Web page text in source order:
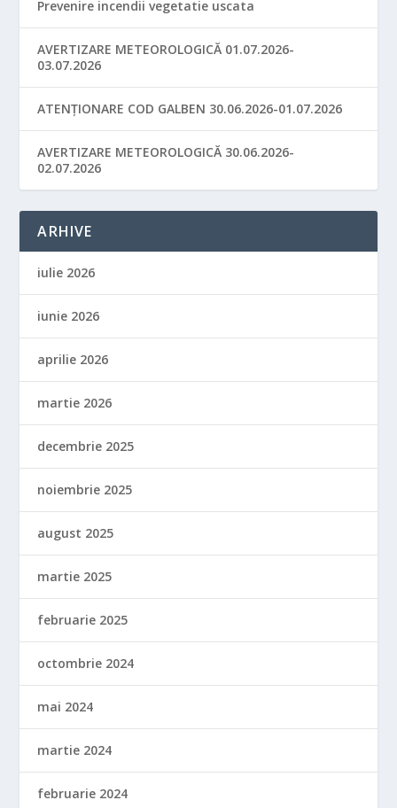
Prevenire incendii vegetatie uscata
AVERTIZARE METEOROLOGICĂ 01.07.2026-
03.07.2026
ATENȚIONARE COD GALBEN 30.06.2026-01.07.2026
AVERTIZARE METEOROLOGICĂ 30.06.2026-
02.07.2026
ARHIVE
iulie 2026
iunie 2026
aprilie 2026
martie 2026
decembrie 2025
noiembrie 2025
august 2025
martie 2025
februarie 2025
octombrie 2024
mai 2024
martie 2024
februarie 2024